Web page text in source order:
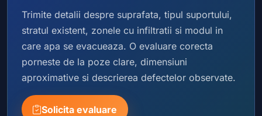
Trimite detalii despre suprafata, tipul suportului,
stratul existent, zonele cu infiltratii si modul in
care apa se evacueaza. O evaluare corecta
porneste de la poze clare, dimensiuni
aproximative si descrierea defectelor observate.
Solicita evaluare